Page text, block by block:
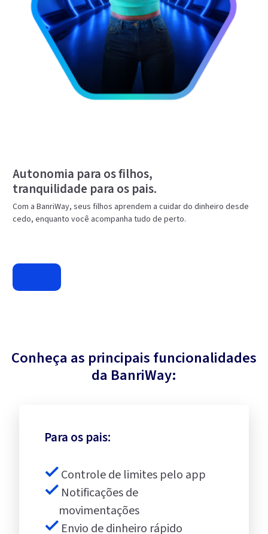
Autonomia para os filhos,
tranquilidade para os pais.
Com a BanriWay, seus filhos aprendem a cuidar do dinheiro desde
cedo, enquanto você acompanha tudo de perto.
Conheça as principais funcionalidades
da BanriWay:
Para os pais:
Controle de limites pelo app
Notificações de
movimentações
Envio de dinheiro rápido